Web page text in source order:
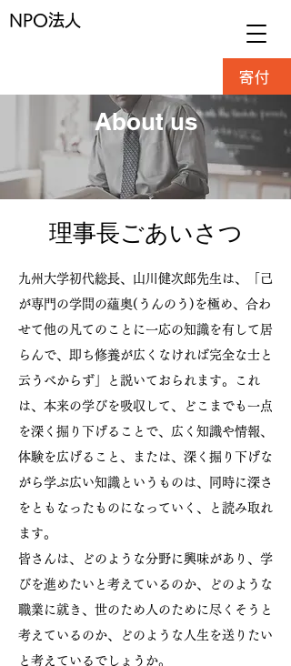
NPO法人
寄付
About us
理事長ごあいさつ
九州大学初代総長、山川健次郎先生は、「己
が専門の学問の蘊奥(うんのう)を極め、合わ
せて他の凡てのことに一応の知識を有して居
らんで、即ち修養が広くなければ完全な士と
云うべからず」と説いておられます。これ
は、本来の学びを吸収して、どこまでも一点
を深く掘り下げることで、広く知識や情報、
体験を広げること、または、深く掘り下げな
がら学ぶ広い知識というものは、同時に深さ
をともなったものになっていく、と読み取れ
ます。
皆さんは、どのような分野に興味があり、学
びを進めたいと考えているのか、どのような
職業に就き、世のため人のために尽くそうと
考えているのか、どのような人生を送りたい
と考えているでしょうか。